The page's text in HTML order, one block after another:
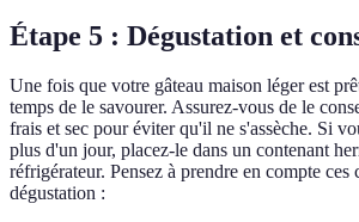
Étape 5 : Dégustation et
Une fois que votre gâteau maison léger est
temps de le savourer. Assurez-vous de le
frais et sec pour éviter qu'il ne s'assèche. Si
plus d'un jour, placez-le dans un contenant
réfrigérateur. Pensez à prendre en compte ces
dégustation :